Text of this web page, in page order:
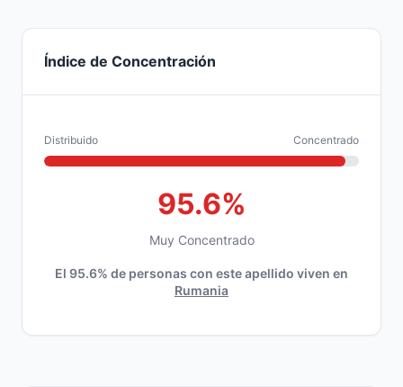
Índice de Concentración
Distribuido Concentrado
95.6%
Muy Concentrado
El 95.6% de personas con este apellido viven en
Rumania